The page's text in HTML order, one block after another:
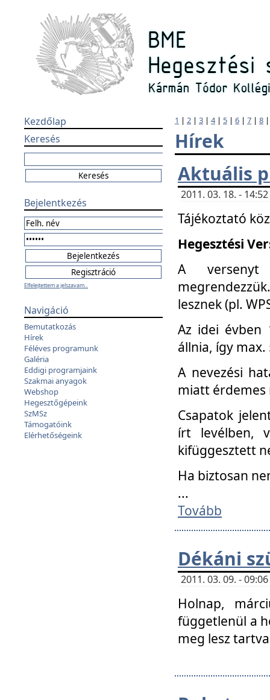
Kezdőlap
Keresés
Bejelentkezés
Elfelejtettem a jelszavam...
Navigáció
Bemutatkozás
Hírek
Féléves programunk
Galéria
Eddigi programjaink
Szakmai anyagok
Webshop
Hegesztőgépeink
SzMSz
Támogatóink
Elérhetőségeink
1 | 2 | 3 | 4| 5 | 6 | 7 | 8
Hírek
Aktuális
2011. 03. 18. -
Tájékoztató
Hegesztési
A versenyt
lesznek (pl.
Az idei évben
állnia, így
A nevezési
miatt érdemes
Csapatok
írt levélben,
kifüggesztett
Ha biztosan
...
Tovább
Dékáni
2011. 03. 09. -
Holnap,
függetlenül a
meg lesz